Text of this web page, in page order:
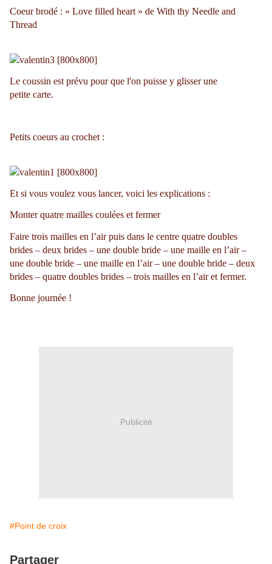
Coeur brodé : « Love filled heart » de With thy Needle and
Thread
Le coussin est prévu pour que l'on puisse y glisser une
petite carte.
Petits coeurs au crochet :
Et si vous voulez vous lancer, voici les explications :
Monter quatre mailles coulées et fermer
Faire trois mailles en l’air puis dans le centre quatre doubles
brides – deux brides – une double bride – une maille en l’air –
une double bride – une maille en l’air – une double bride – deux
brides – quatre doubles brides – trois mailles en l’air et fermer.
Bonne journée !
Publicité
#Point de croix
Partager